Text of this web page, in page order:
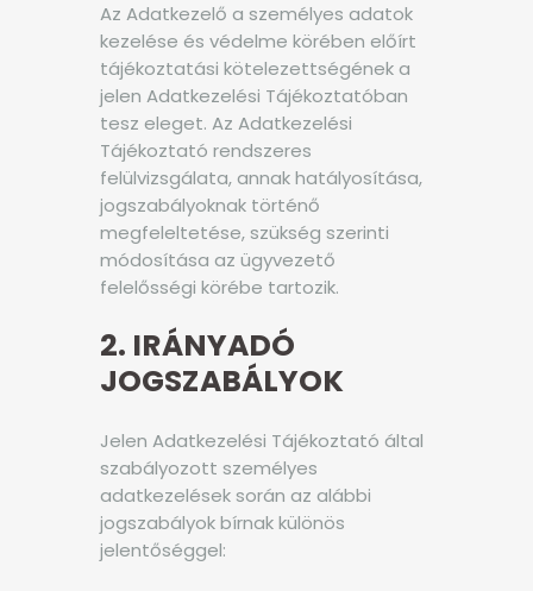
Az Adatkezelő a személyes adatok
kezelése és védelme körében előírt
tájékoztatási kötelezettségének a
jelen Adatkezelési Tájékoztatóban
tesz eleget. Az Adatkezelési
Tájékoztató rendszeres
felülvizsgálata, annak hatályosítása,
jogszabályoknak történő
megfeleltetése, szükség szerinti
módosítása az ügyvezető
felelősségi körébe tartozik.
2. IRÁNYADÓ
JOGSZABÁLYOK
Jelen Adatkezelési Tájékoztató által
szabályozott személyes
adatkezelések során az alábbi
jogszabályok bírnak különös
jelentőséggel: